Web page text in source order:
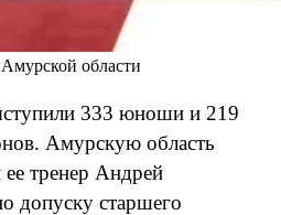
области
333 юноши и 219
Амурскую область
тренер Андрей
допуску старшего